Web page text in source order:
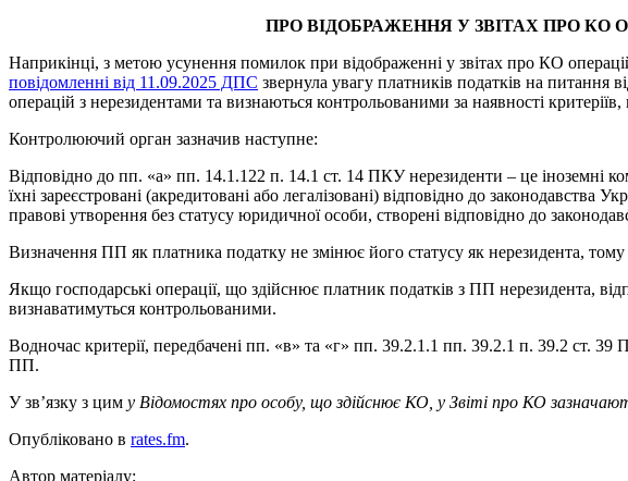
ПРО ВІДОБРАЖЕННЯ У ЗВІТАХ ПРО КО
Наприкінці, з метою усунення помилок при відображенні у звітах про КО
повідомленні від 11.09.2025 ДПС звернула увагу платників податків на питання
операцій з нерезидентами та визнаються контрольованими за наявності
Контролюючий орган зазначив наступне:
Відповідно до пп. «а» пп. 14.1.122 п. 14.1 ст. 14 ПКУ нерезиденти – це іноземні
їхні зареєстровані (акредитовані або легалізовані) відповідно до законодавства
правові утворення без статусу юридичної особи, створені відповідно до
Визначення ПП як платника податку не змінює його статусу як нерезидента,
Якщо господарські операції, що здійснює платник податків з ПП нерезидента,
визнаватимуться контрольованими.
Водночас критерії, передбачені пп. «в» та «г» пп. 39.2.1.1 пп. 39.2.1 п. 39.2 ст. 39
ПП.
У зв’язку з цим у Відомостях про особу, що здійснює КО, у Звіті про КО
Опубліковано в rates.fm.
Автор матеріалу: